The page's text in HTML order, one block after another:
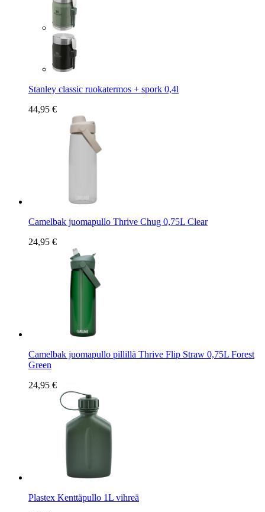
Stanley classic ruokatermos + spork 0,4l
44,95 €
Camelbak juomapullo Thrive Chug 0,75L Clear
24,95 €
Camelbak juomapullo pillillä Thrive Flip Straw 0,75L Forest
Green
24,95 €
Plastex Kenttäpullo 1L vihreä